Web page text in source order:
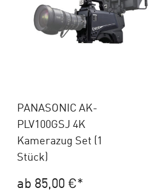
PANASONIC AK-
PLV100GSJ 4K
Kamerazug Set (1
Stück)
ab 85,00 €*